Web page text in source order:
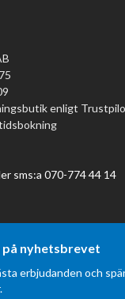
enligt
sms:a 070-774 44 14
på nyhetsbrevet
erbjudanden och